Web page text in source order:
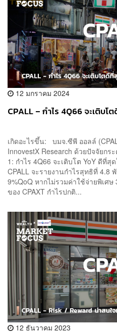
12 มกราคม 2024
CPALL – กำไร 4Q66 จะเติบ
เกิดอะไรขึ้น: บมจ.ซีพี ออลล์
InnovestX Research ด้วยปัจจัยก
1: กำไร 4Q66 จะเติบโต YoY ดีที่
CPALL จะรายงานกำไรสุทธิที่ 4.8
9%QoQ หากไม่รวมค่าใช้จ่ายพิเศ
ของ CPAXT กำไรปกติ...
12 ธันวาคม 2023